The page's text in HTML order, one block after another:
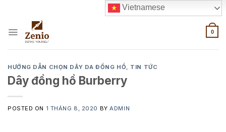
content
0
HƯỚNG DẪN CHỌN DÂY DA ĐỒNG HỒ, TIN TỨC
Dây đồng hồ Burberry
POSTED ON 1 THÁNG 8, 2020 BYADMIN
Vietnamese